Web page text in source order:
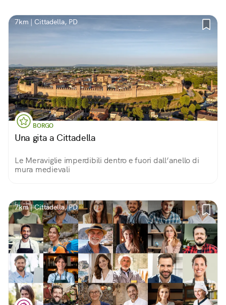
7km | Cittadella, PD
BORGO
Una gita a Cittadella
Le Meraviglie imperdibili dentro e fuori dall’anello di
mura medievali
7km | Cittadella, PD